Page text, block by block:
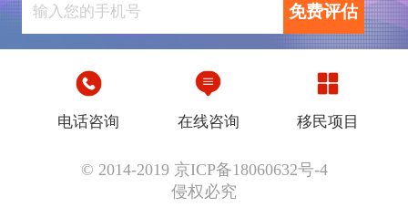
免费评估
电话咨询 在线咨询 移民项目
© 2014-2019 京ICP备18060632号-4
侵权必究